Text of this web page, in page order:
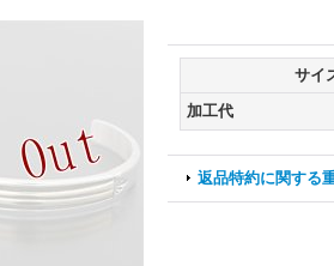
サイ
加工代
返品特約に関する